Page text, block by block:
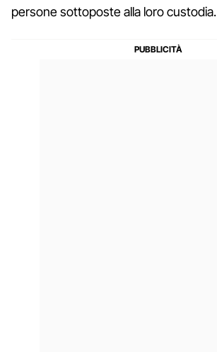
persone sottoposte alla loro custodia.